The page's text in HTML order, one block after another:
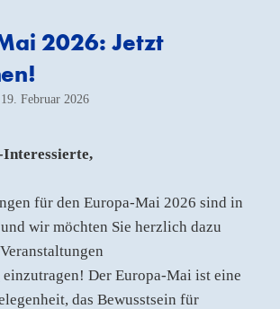
2026: Jetzt
19. Februar 2026
für den Europa-Mai 2026 sind in
wir möchten Sie herzlich dazu
einzutragen! Der Europa-Mai ist eine
das Bewusstsein für